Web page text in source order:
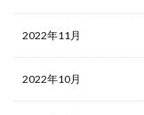
2022年11月
2022年10月